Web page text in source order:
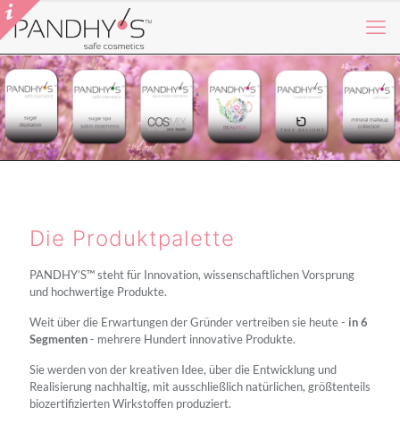
Die Produktpalette
PANDHY’S™ steht für Innovation, wissenschaftlichen Vorsprung
und hochwertige Produkte.
Weit über die Erwartungen der Gründer vertreiben sie heute - in 6
Segmenten- mehrere Hundert innovative Produkte.
Sie werden von der kreativen Idee, über die Entwicklung und
Realisierung nachhaltig, mit ausschließlich natürlichen, größtenteils
biozertifizierten Wirkstoffen produziert.